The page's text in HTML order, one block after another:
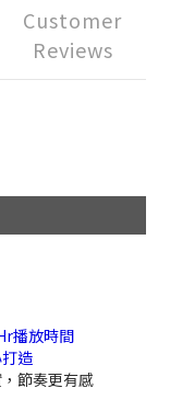
Customer
Reviews
播放時間
造
節奏更有感